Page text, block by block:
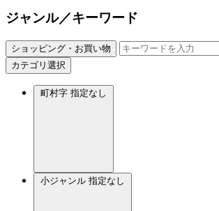
ジャンル／キーワード
ショッピング・お買い物
カテゴリ選択
町村字 指定なし
小ジャンル 指定なし